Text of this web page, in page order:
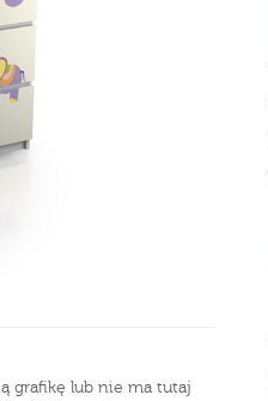
grafikę lub nie ma tutaj